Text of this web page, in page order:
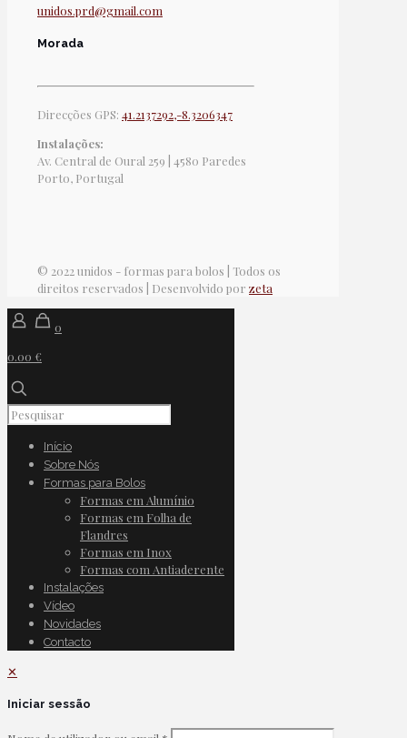
unidos.prd@gmail.com
Morada
Direcções GPS: 41.2137292,-8.3206347
Instalações:
Av. Central de Oural 259 | 4580 Paredes
Porto, Portugal
© 2022 unidos - formas para bolos | Todos os
direitos reservados | Desenvolvido por zeta
0
0.00 €
Início
Sobre Nós
Formas para Bolos
Formas em Alumínio
Formas em Folha de
Flandres
Formas em Inox
Formas com Antiaderente
Instalações
Vídeo
Novidades
Contacto
✕
Iniciar sessão